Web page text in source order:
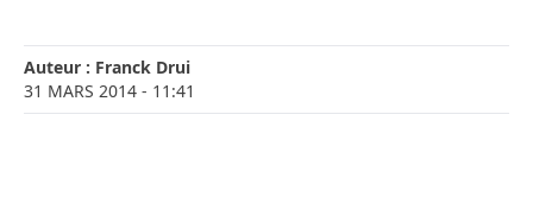
Auteur : Franck Drui
31 MARS 2014 - 11:41